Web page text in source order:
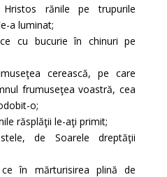
rănile pe trupurile
a luminat;
cu bucurie în chinuri pe
cerească, pe care
frumuseţea voastră, cea
o;
răsplăţii le-aţi primit;
de Soarele dreptăţii
în mărturisirea plină de